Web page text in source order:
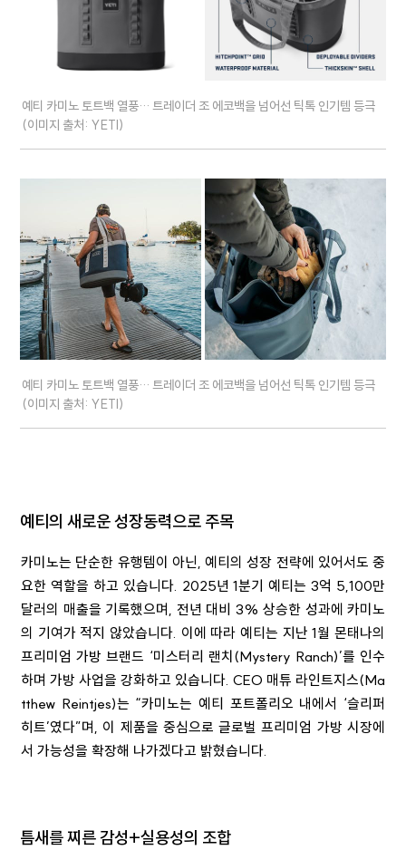
예티 카미노 토트백 열풍… 트레이더 조 에코백을 넘어선 틱톡 인기템 등극
(이미지 출처: YETI)
예티 카미노 토트백 열풍… 트레이더 조 에코백을 넘어선 틱톡 인기템 등극
(이미지 출처: YETI)
예티의 새로운 성장동력으로 주목
카미노는 단순한 유행템이 아닌, 예티의 성장 전략에 있어서도 중
요한 역할을 하고 있습니다. 2025년 1분기 예티는 3억 5,100만
달러의 매출을 기록했으며, 전년 대비 3% 상승한 성과에 카미노
의 기여가 적지 않았습니다. 이에 따라 예티는 지난 1월 몬태나의
프리미엄 가방 브랜드 ‘미스터리 랜치(Mystery Ranch)’를 인수
하며 가방 사업을 강화하고 있습니다. CEO 매튜 라인트지스(Ma
tthew Reintjes)는 “카미노는 예티 포트폴리오 내에서 ‘슬리퍼
히트’였다”며, 이 제품을 중심으로 글로벌 프리미엄 가방 시장에
서 가능성을 확장해 나가겠다고 밝혔습니다.
틈새를 찌른 감성+실용성의 조합